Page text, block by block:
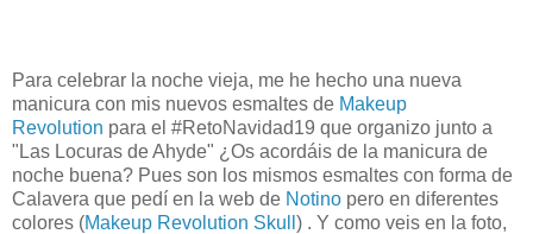
Para celebrar la noche vieja, me he hecho una nueva
manicura con mis nuevos esmaltes de Makeup
Revolution para el #RetoNavidad19 que organizo junto a
"Las Locuras de Ahyde" ¿Os acordáis de la manicura de
noche buena? Pues son los mismos esmaltes con forma de
Calavera que pedí en la web de Notino pero en diferentes
colores (Makeup Revolution Skull ) . Y como veis en la foto,